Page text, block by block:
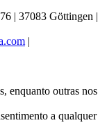
| 37083 Göttingen |
|
enquanto outras nos
a qualquer